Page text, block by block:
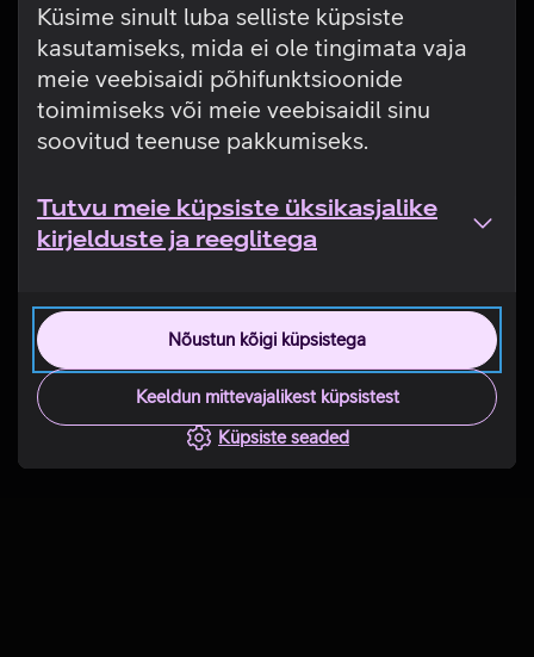
Küsime sinult luba selliste küpsiste
kasutamiseks, mida ei ole tingimata vaja
meie veebisaidi põhifunktsioonide
toimimiseks või meie veebisaidil sinu
soovitud teenuse pakkumiseks.
Tutvu meie küpsiste üksikasjalike
kirjelduste ja reeglitega
Nõustun kõigi küpsistega
Keeldun mittevajalikest küpsistest
Küpsiste seaded
Tehniline viga